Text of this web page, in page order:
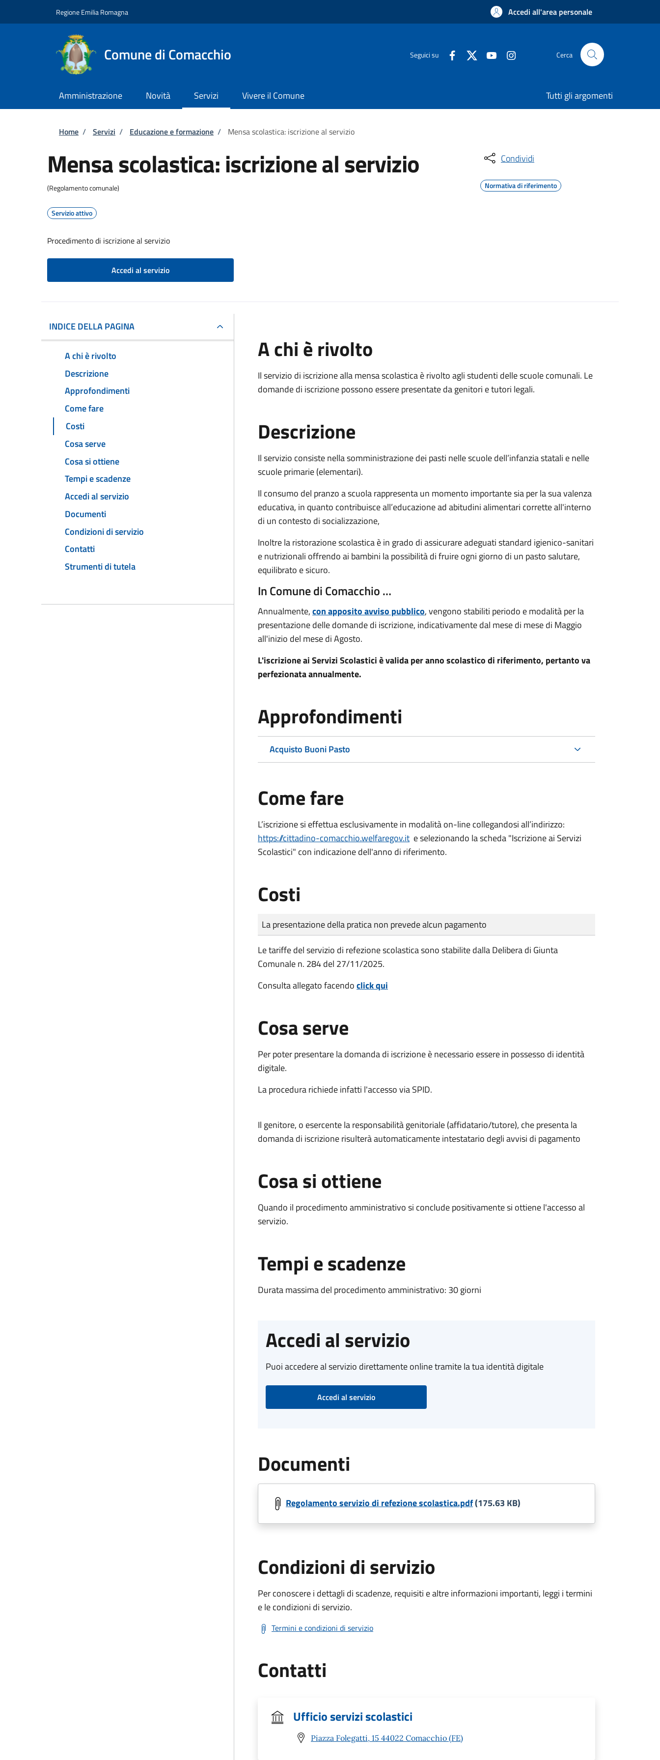
Regione Emilia Romagna Accedi all'area personale
Comune di Comacchio Seguici su Cerca
Amministrazione Novità Servizi Vivere il Comune Tutti gli argomenti
Briciole di pane
Home / Servizi / Educazione e formazione / Mensa scolastica: iscrizione al servizio
Mensa scolastica: iscrizione al servizio
(Regolamento comunale)
Servizio attivo
Procedimento di iscrizione al servizio
Accedi al servizio
Condividi
Normativa di riferimento
INDICE DELLA PAGINA
A chi è rivolto
Descrizione
Approfondimenti
Come fare
Costi
Cosa serve
Cosa si ottiene
Tempi e scadenze
Accedi al servizio
Documenti
Condizioni di servizio
Contatti
Strumenti di tutela
A chi è rivolto
Il servizio di iscrizione alla mensa scolastica è rivolto agli studenti delle scuole comunali. Le
domande di iscrizione possono essere presentate da genitori e tutori legali.
Descrizione
Il servizio consiste nella somministrazione dei pasti nelle scuole dell’infanzia statali e nelle
scuole primarie (elementari).
Il consumo del pranzo a scuola rappresenta un momento importante sia per la sua valenza
educativa, in quanto contribuisce all’educazione ad abitudini alimentari corrette all'interno
di un contesto di socializzazione,
Inoltre la ristorazione scolastica è in grado di assicurare adeguati standard igienico-sanitari
e nutrizionali offrendo ai bambini la possibilità di fruire ogni giorno di un pasto salutare,
equilibrato e sicuro.
In Comune di Comacchio …
Annualmente,con apposito avviso pubblico, vengono stabiliti periodo e modalità per la
presentazione delle domande di iscrizione, indicativamente dal mese di mese di Maggio
all'inizio del mese di Agosto.
L'iscrizione ai Servizi Scolastici è valida per anno scolastico di riferimento, pertanto va
perfezionata annualmente.
Approfondimenti
Acquisto Buoni Pasto
Come fare
L’iscrizione si effettua esclusivamente in modalità on-line collegandosi all’indirizzo:
https://cittadino-comacchio.welfaregov.it e selezionando la scheda "Iscrizione ai Servizi
Scolastici" con indicazione dell'anno di riferimento.
Costi
Tipo di pagamento
Importo
La presentazione della pratica non prevede alcun pagamento
Le tariffe del servizio di refezione scolastica sono stabilite dalla Delibera di Giunta
Comunale n. 284 del 27/11/2025.
Consulta allegato facendoclick qui
Cosa serve
Per poter presentare la domanda di iscrizione è necessario essere in possesso di identità
digitale.
La procedura richiede infatti l'accesso via SPID.
Il genitore, o esercente la responsabilità genitoriale (affidatario/tutore), che presenta la
domanda di iscrizione risulterà automaticamente intestatario degli avvisi di pagamento
Cosa si ottiene
Quando il procedimento amministrativo si conclude positivamente si ottiene l'accesso al
servizio.
Tempi e scadenze
Durata massima del procedimento amministrativo: 30 giorni
Accedi al servizio
Puoi accedere al servizio direttamente online tramite la tua identità digitale
Accedi al servizio
Documenti
Regolamento servizio di refezione scolastica.pdf(175.63 KB)
Condizioni di servizio
Per conoscere i dettagli di scadenze, requisiti e altre informazioni importanti, leggi i termini
e le condizioni di servizio.
Termini e condizioni di servizio
Contatti
Ufficio servizi scolastici
Piazza Folegatti, 15 44022 Comacchio (FE)